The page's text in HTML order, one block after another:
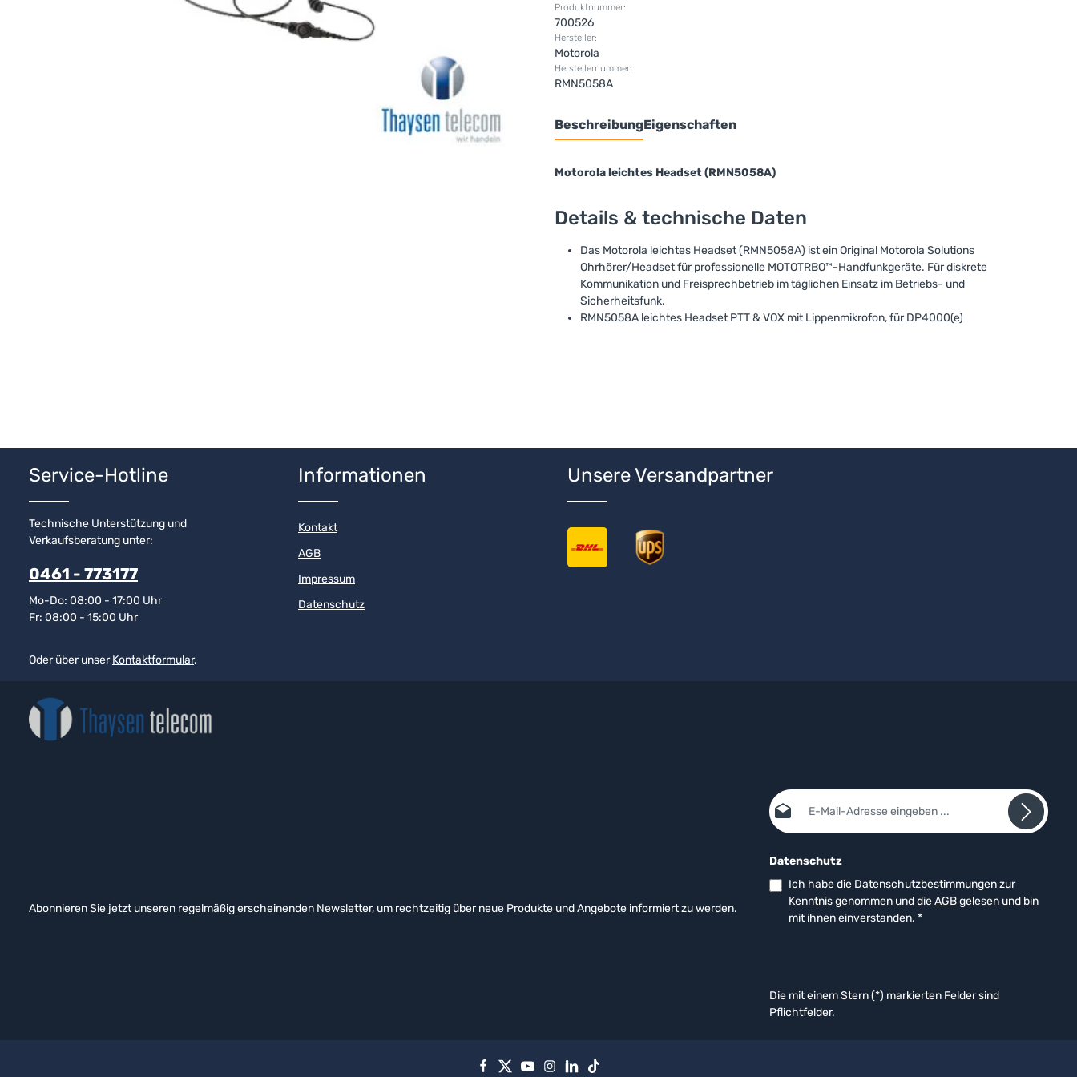
Produktnummer:
700526
Hersteller:
Motorola
Herstellernummer:
RMN5058A
BeschreibungEigenschaften
Motorola leichtes Headset (RMN5058A)
Details & technische Daten
Das Motorola leichtes Headset (RMN5058A) ist ein Original Motorola Solutions
Ohrhörer/Headset für professionelle MOTOTRBO™-Handfunkgeräte. Für diskrete
Kommunikation und Freisprechbetrieb im täglichen Einsatz im Betriebs- und
Sicherheitsfunk.
RMN5058A leichtes Headset PTT & VOX mit Lippenmikrofon, für DP4000(e)
Service-Hotline
Technische Unterstützung und
Verkaufsberatung unter:
0461 - 773177
Mo-Do: 08:00 - 17:00 Uhr
Fr: 08:00 - 15:00 Uhr
Oder über unserKontaktformular.
Informationen
Kontakt
AGB
Impressum
Datenschutz
Unsere Versandpartner
Abonnieren Sie jetzt unseren regelmäßig erscheinenden Newsletter, um rechtzeitig über neue Produkte und Angebote informiert zu werden.
E-Mail-Adresse*
Datenschutz
Ich habe die Datenschutzbestimmungenzur
Kenntnis genommen und dieAGBgelesen und bin
mit ihnen einverstanden. *
Die mit einem Stern (*) markierten Felder sind
Pflichtfelder.